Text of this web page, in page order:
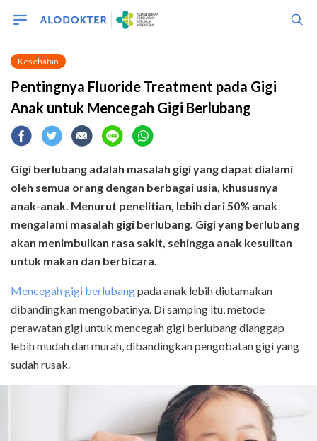
Kesehatan
Pentingnya Fluoride Treatment pada Gigi
Anak untuk Mencegah Gigi Berlubang
Gigi berlubang adalah masalah gigi yang dapat dialami
oleh semua orang dengan berbagai usia, khususnya
anak-anak. Menurut penelitian, lebih dari 50% anak
mengalami masalah gigi berlubang. Gigiyang berlubang
akan menimbulkan rasa sakit, sehingga anak kesulitan
untuk makan dan berbicara.
Mencegah gigi berlubangpada anak lebih diutamakan
dibandingkan mengobatinya. Di samping itu, metode
perawatan gigi untuk mencegah gigi berlubang dianggap
lebih mudah dan murah, dibandingkan pengobatan gigi yang
sudah rusak.